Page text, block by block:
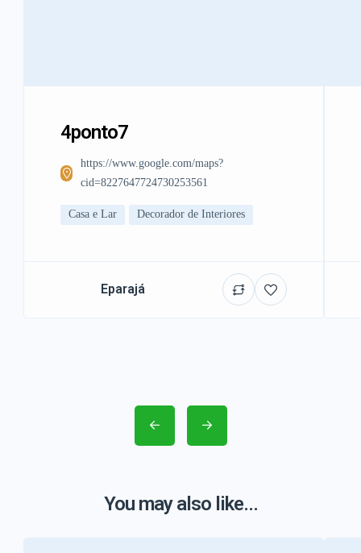
4ponto7
https://www.google.com/maps?
cid=8227647724730253561
Casa e Lar Decorador de Interiores
Eparajá
You may also like...